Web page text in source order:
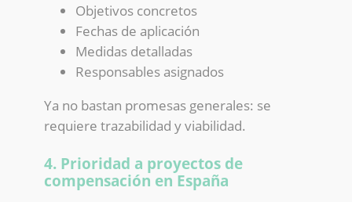
Objetivos concretos
Fechas de aplicación
Medidas detalladas
Responsables asignados
Ya no bastan promesas generales: se
requiere trazabilidad y viabilidad.
4. Prioridad a proyectos de
compensación en España